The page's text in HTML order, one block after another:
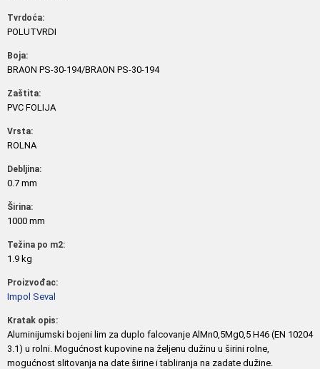
Tvrdoća:
POLUTVRDI
Boja:
BRAON PS-30-194/BRAON PS-30-194
Zaštita:
PVC FOLIJA
Vrsta:
ROLNA
Debljina:
0.7 mm
Širina:
1000 mm
Težina po m2:
1.9 kg
Proizvođac:
Impol Seval
Kratak opis:
Aluminijumski bojeni lim za duplo falcovanje AlMn0,5Mg0,5 H46 (EN 10204
3.1) u rolni. Mogućnost kupovine na željenu dužinu u širini rolne,
mogućnost slitovanja na date širine i tabliranja na zadate dužine.